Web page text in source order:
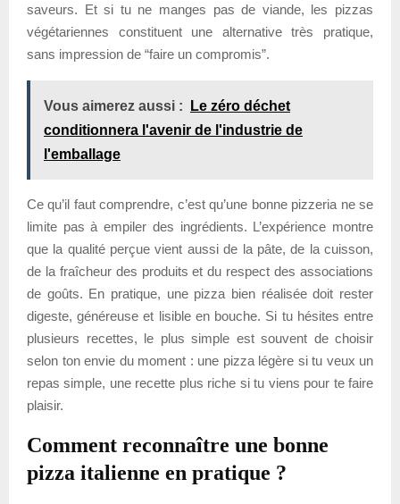
saveurs. Et si tu ne manges pas de viande, les pizzas
végétariennes constituent une alternative très pratique,
sans impression de “faire un compromis”.
Vous aimerez aussi :
Le zéro déchet
conditionnera l'avenir de l'industrie de
l'emballage
Ce qu’il faut comprendre, c’est qu’une bonne pizzeria ne se
limite pas à empiler des ingrédients. L’expérience montre
que la qualité perçue vient aussi de la pâte, de la cuisson,
de la fraîcheur des produits et du respect des associations
de goûts. En pratique, une pizza bien réalisée doit rester
digeste, généreuse et lisible en bouche. Si tu hésites entre
plusieurs recettes, le plus simple est souvent de choisir
selon ton envie du moment : une pizza légère si tu veux un
repas simple, une recette plus riche si tu viens pour te faire
plaisir.
Comment reconnaître une bonne
pizza italienne en pratique ?